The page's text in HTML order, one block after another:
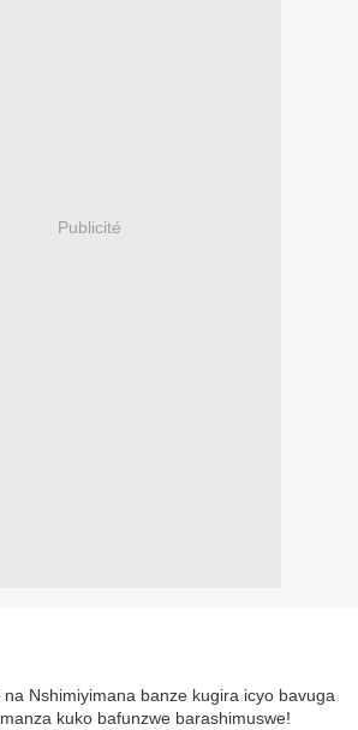
Publicité
Nshimiyimana banze kugira icyo bavuga
kuko bafunzwe barashimuswe!